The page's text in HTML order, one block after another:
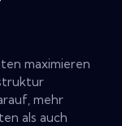
maximieren
mehr
als auch